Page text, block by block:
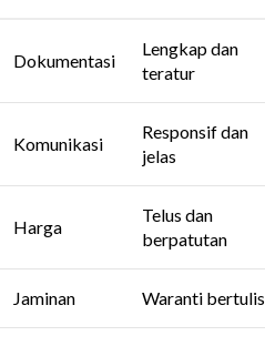
Dokumentasi
Lengkap dan
teratur
Komunikasi
Responsif dan
jelas
Harga
Telus dan
berpatutan
Jaminan Waranti bertulis